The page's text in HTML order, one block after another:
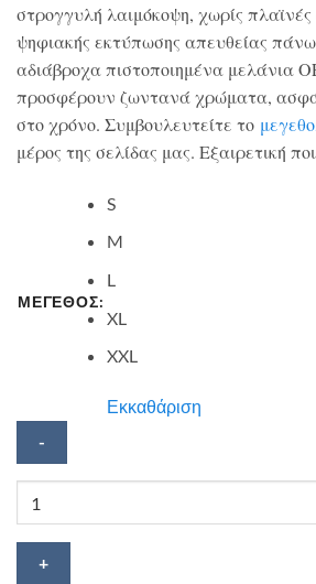
στρογγυλή λαιμόκοψη, χωρίς
ψηφιακής εκτύπωσης απευθείας
αδιάβροχα πιστοποιημένα μελάνια
προσφέρουν ζωντανά χρώματα,
στο χρόνο. Συμβουλευτείτε το
μέρος της σελίδας μας. Εξαιρετική
ΜΕΓΕΘΟΣ:
S
M
L
XL
XXL
Εκκαθάριση
Tsipouro
ποσότητα